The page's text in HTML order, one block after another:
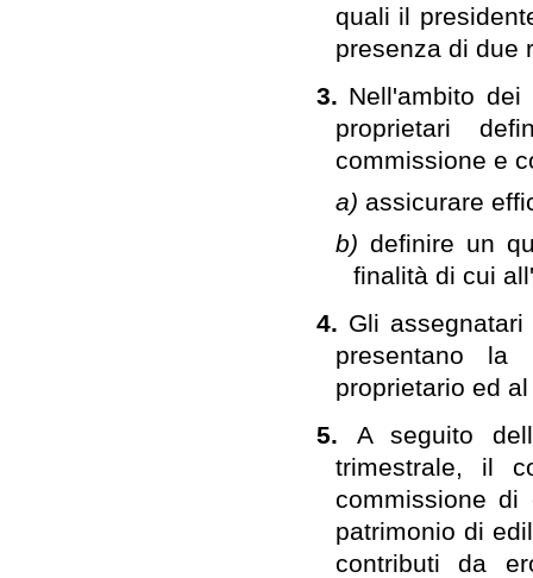
quali il
presenza di due
3. Nell'ambito
proprietari
commissione e
a) assicurare
b) definire un
finalità di cui
4. Gli
presentano la
proprietario ed
5. A seguito
trimestrale, il
commissione
patrimonio di
contributi da